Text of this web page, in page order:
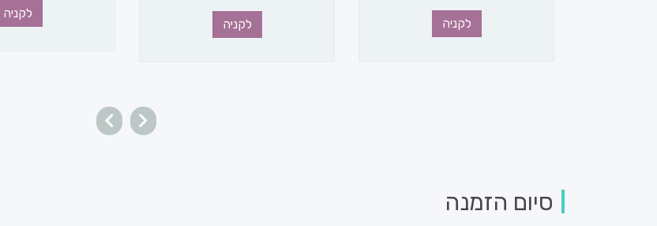
לקניה
לקניה לקניה
סיום הזמנה